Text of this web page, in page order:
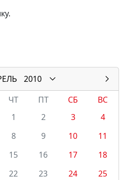
2010
ЧТ ПТ СБ
ВС
1
2 3
4
8 9 10
11
15 16 17
18
22 23 24
25